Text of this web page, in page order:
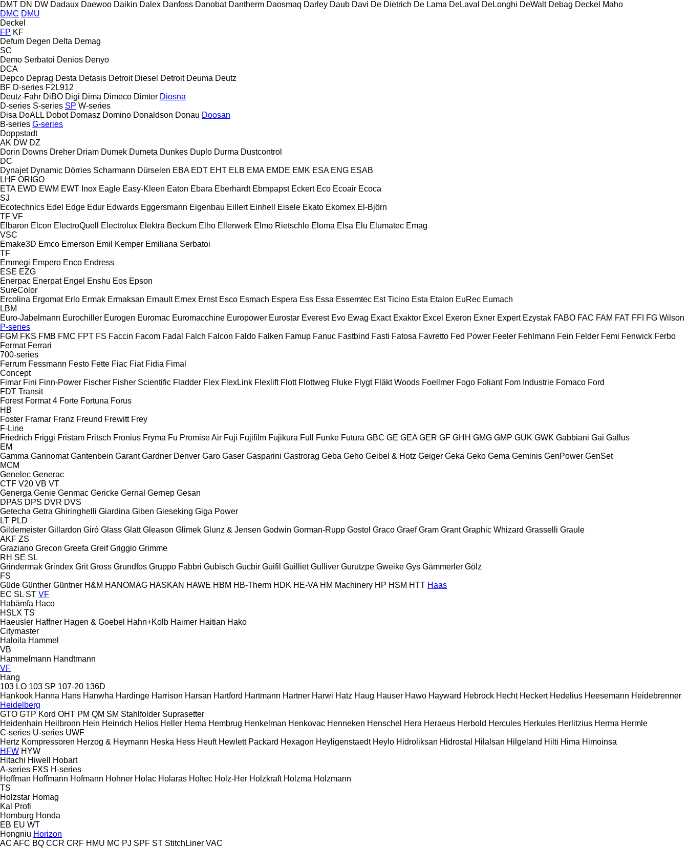
DMT DN DW Dadaux Daewoo Daikin Dalex Danfoss Danobat Dantherm Daosmaq Darley Daub Davi De Dietrich De Lama DeLaval DeLonghi DeWalt Debag Deckel Maho
DMC DMU
Deckel
FP KF
Defum Degen Delta Demag
SC
Demo Serbatoi Denios Denyo
DCA
Depco Deprag Desta Detasis Detroit Diesel Detroit Deuma Deutz
BF D-series F2L912
Deutz-Fahr DiBO Digi Dima Dimeco Dimter Diosna
D-series S-series SP W-series
Disa DoALL Dobot Domasz Domino Donaldson Donau Doosan
B-series G-series
Doppstadt
AK DW DZ
Dorin Downs Dreher Driam Dumek Dumeta Dunkes Duplo Durma Dustcontrol
DC
Dynajet Dynamic Dörries Scharmann Dürselen EBA EDT EHT ELB EMA EMDE EMK ESA ENG ESAB
LHF ORIGO
ETA EWD EWM EWT Inox Eagle Easy-Kleen Eaton Ebara Eberhardt Ebmpapst Eckert Eco Ecoair Ecoca
SJ
Ecotechnics Edel Edge Edur Edwards Eggersmann Eigenbau Eillert Einhell Eisele Ekato Ekomex El-Björn
TF VF
Elbaron Elcon ElectroQuell Electrolux Elektra Beckum Elho Ellerwerk Elmo Rietschle Eloma Elsa Elu Elumatec Emag
VSC
Emake3D Emco Emerson Emil Kemper Emiliana Serbatoi
TF
Emmegi Empero Enco Endress
ESE EZG
Enerpac Enerpat Engel Enshu Eos Epson
SureColor
Ercolina Ergomat Erlo Ermak Ermaksan Ernault Ernex Ernst Esco Esmach Espera Ess Essa Essemtec Est Ticino Esta Etalon EuRec Eumach
LBM
Euro-Jabelmann Eurochiller Eurogen Euromac Euromacchine Europower Eurostar Everest Evo Ewag Exact Exaktor Excel Exeron Exner Expert Ezystak FABO FAC FAM FAT FFI FG Wilson
P-series
FGM FKS FMB FMC FPT FS Faccin Facom Fadal Falch Falcon Faldo Falken Famup Fanuc Fastbind Fasti Fatosa Favretto Fed Power Feeler Fehlmann Fein Felder Femi Fenwick Ferbo
Fermat Ferrari
700-series
Ferrum Fessmann Festo Fette Fiac Fiat Fidia Fimal
Concept
Fimar Fini Finn-Power Fischer Fisher Scientific Fladder Flex FlexLink Flexlift Flott Flottweg Fluke Flygt Fläkt Woods Foellmer Fogo Foliant Fom Industrie Fomaco Ford
FDT Transit
Forest Format 4 Forte Fortuna Forus
HB
Foster Framar Franz Freund Frewitt Frey
F-Line
Friedrich Friggi Fristam Fritsch Fronius Fryma Fu Promise Air Fuji Fujifilm Fujikura Full Funke Futura GBC GE GEA GER GF GHH GMG GMP GUK GWK Gabbiani Gai Gallus
EM
Gamma Gannomat Gantenbein Garant Gardner Denver Garo Gaser Gasparini Gastrorag Geba Geho Geibel & Hotz Geiger Geka Geko Gema Geminis GenPower GenSet
MCM
Genelec Generac
CTF V20 VB VT
Generga Genie Genmac Gericke Gernal Gernep Gesan
DPAS DPS DVR DVS
Getecha Getra Ghiringhelli Giardina Giben Gieseking Giga Power
LT PLD
Gildemeister Gillardon Giró Glass Glatt Gleason Glimek Glunz & Jensen Godwin Gorman-Rupp Gostol Graco Graef Gram Grant Graphic Whizard Grasselli Graule
AKF ZS
Graziano Grecon Greefa Greif Griggio Grimme
RH SE SL
Grindermak Grindex Grit Gross Grundfos Gruppo Fabbri Gubisch Gucbir Guifil Guilliet Gulliver Gurutzpe Gweike Gys Gämmerler Gölz
FS
Güde Günther Güntner H&M HANOMAG HASKAN HAWE HBM HB‑Therm HDK HE-VA HM Machinery HP HSM HTT Haas
EC SL ST VF
Habämfa Haco
HSLX TS
Haeusler Haffner Hagen & Goebel Hahn+Kolb Haimer Haitian Hako
Citymaster
Haloila Hammel
VB
Hammelmann Handtmann
VF
Hang
103 LO 103 SP 107-20 136D
Hankook Hanna Hans Hanwha Hardinge Harrison Harsan Hartford Hartmann Hartner Harwi Hatz Haug Hauser Hawo Hayward Hebrock Hecht Heckert Hedelius Heesemann Heidebrenner
Heidelberg
GTO GTP Kord OHT PM QM SM Stahlfolder Suprasetter
Heidenhain Heilbronn Hein Heinrich Helios Heller Hema Hembrug Henkelman Henkovac Henneken Henschel Hera Heraeus Herbold Hercules Herkules Herlitzius Herma Hermle
C-series U-series UWF
Hertz Kompressoren Herzog & Heymann Heska Hess Heuft Hewlett Packard Hexagon Heyligenstaedt Heylo Hidroliksan Hidrostal Hilalsan Hilgeland Hilti Hima Himoinsa
HFW HYW
Hitachi Hiwell
Hobart
A-series FXS H-series
Hoffman Hoffmann Hofmann Hohner Holac Holaras Holtec Holz-Her Holzkraft Holzma Holzmann
TS
Holzstar Homag
Kal
Profi
Homburg Honda
EB EU WT
Hongniu Horizon
AC AFC BQ CCR CRF HMU MC PJ SPF ST StitchLiner VAC